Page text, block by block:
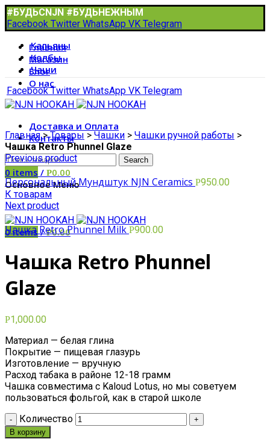
#БУДЬСNJN #БУДЬНЕЖНЫМ
Facebook Twitter WhatsApp VK Telegram
Кальяны
Колбы
Чаши
Facebook Twitter WhatsApp VK Telegram
Главная
Магазин
Блог
О нас
Доставка и Оплата
Контакты
Search
0 items / Р0.00
Основное Меню
0items / Р0.00
Главная>Товары > Чашки > Чашки ручной работы >
Чашка Retro Phunnel Glaze
Previous product
Персональный Мундштук NJN Ceramics Р950.00
К товарам
Next product
Чашка Retro Phunnel Milk Р900.00
Чашка Retro Phunnel
Glaze
Р1,000.00
Материал — белая глина
Покрытие — пищевая глазурь
Изготовление — вручную
Расход табака в районе 12-18 грамм
Чашка совместима с Kaloud Lotus, но мы советуем
пользоваться фольгой, как в старой школе
Количество
В корзину